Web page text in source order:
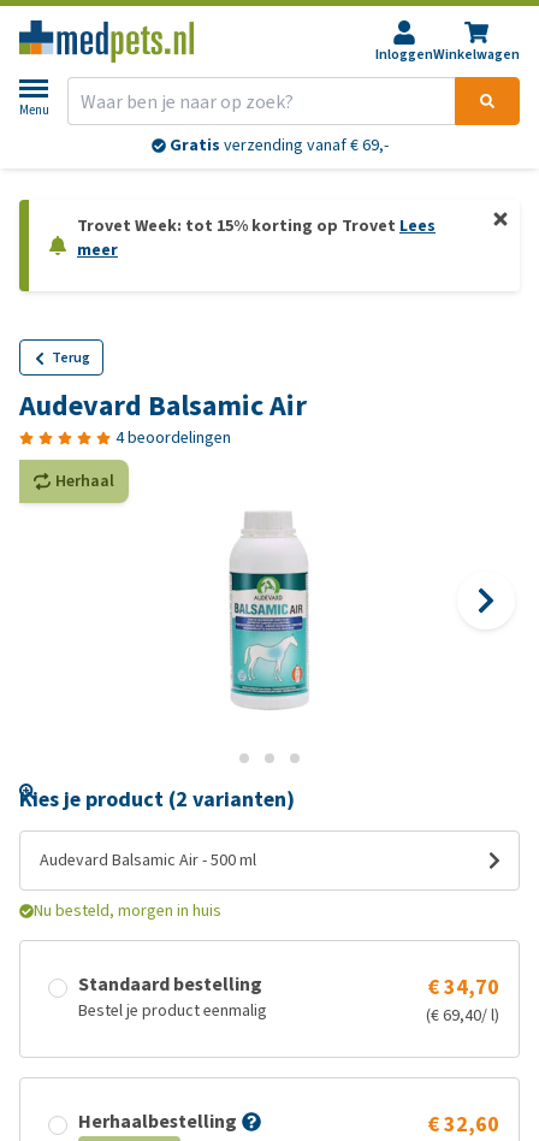
InloggenWinkelwagen
Menu
Gratis verzending vanaf € 69,-
Trovet Week: tot 15% korting op Trovet Lees
meer
Terug
Audevard Balsamic Air
4 beoordelingen
Herhaal
Kies je product (2 varianten)
Audevard Balsamic Air - 500 ml
Nu besteld, morgen in huis
Standaard bestelling
Bestel je product eenmalig
€ 34,70
(€ 69,40/ l)
Herhaalbestelling € 32,60